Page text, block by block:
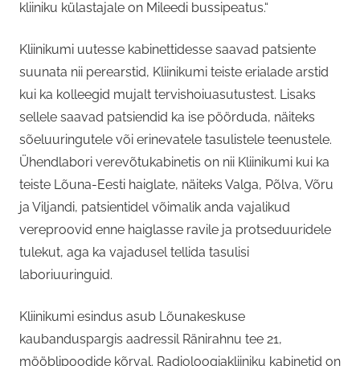
kliiniku külastajale on Mileedi bussipeatus.“
Kliinikumi uutesse kabinettidesse saavad patsiente
suunata nii perearstid, Kliinikumi teiste erialade arstid
kui ka kolleegid mujalt tervishoiuasutustest. Lisaks
sellele saavad patsiendid ka ise pöörduda, näiteks
sõeluuringutele või erinevatele tasulistele teenustele.
Ühendlabori verevõtukabinetis on nii Kliinikumi kui ka
teiste Lõuna-Eesti haiglate, näiteks Valga, Põlva, Võru
ja Viljandi, patsientidel võimalik anda vajalikud
vereproovid enne haiglasse ravile ja protseduuridele
tulekut, aga ka vajadusel tellida tasulisi
laboriuuringuid.
Kliinikumi esindus asub Lõunakeskuse
kaubanduspargis aadressil Ränirahnu tee 21,
mööblipoodide kõrval. Radioloogiakliiniku kabinetid on